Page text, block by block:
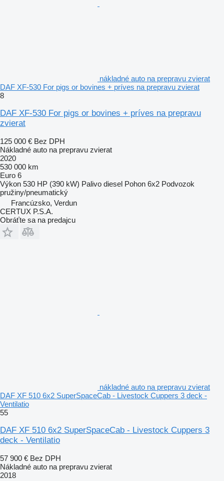
nákladné auto na prepravu zvierat
DAF XF-530 For pigs or bovines + príves na prepravu zvierat
8
DAF XF-530 For pigs or bovines + príves na prepravu
zvierat
125 000 € Bez DPH
Nákladné auto na prepravu zvierat
2020
530 000 km
Euro 6
Výkon 530 HP (390 kW) Palivo diesel Pohon 6x2 Podvozok
pružiny/pneumatický
Francúzsko, Verdun
CERTUX P.S.A.
Obráťte sa na predajcu
nákladné auto na prepravu zvierat
DAF XF 510 6x2 SuperSpaceCab - Livestock Cuppers 3 deck -
Ventilatio
55
DAF XF 510 6x2 SuperSpaceCab - Livestock Cuppers 3
deck - Ventilatio
57 900 € Bez DPH
Nákladné auto na prepravu zvierat
2018